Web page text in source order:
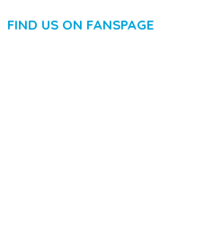
FIND US ON FANSPAGE